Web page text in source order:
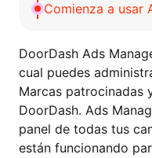
Comienza a usar
DoorDash Ads
cual puedes
Marcas patrocinadas
DoorDash. Ads
panel de todas tus
están funcionando